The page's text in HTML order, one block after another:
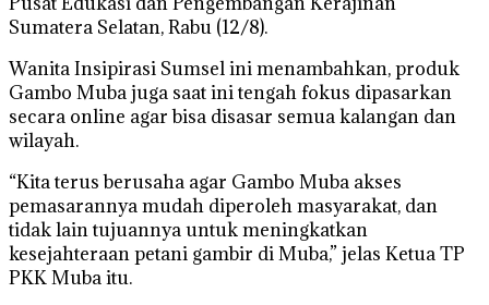
Sumatera Selatan, Rabu (12/8).
Wanita Insipirasi Sumsel ini menambahkan, produk
Gambo Muba juga saat ini tengah fokus dipasarkan
secara online agar bisa disasar semua kalangan dan
wilayah.
“Kita terus berusaha agar Gambo Muba akses
pemasarannya mudah diperoleh masyarakat, dan
tidak lain tujuannya untuk meningkatkan
kesejahteraan petani gambir di Muba,” jelas Ketua TP
PKK Muba itu.